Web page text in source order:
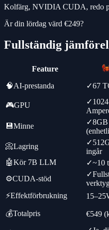
Kolfärg, NVIDIA CUDA, redo
Är din lördag värd €249?
Fullständig
Feature
🧠AI-prestanda ✓67
🎮GPU ✓
💾Minne ✓
📀Lagring ✓
ingår
🤖Kör 7B LLM ✓~10
⚙️CUDA-stöd
✓
⚡Effektförbrukning
💰Totalpris €549